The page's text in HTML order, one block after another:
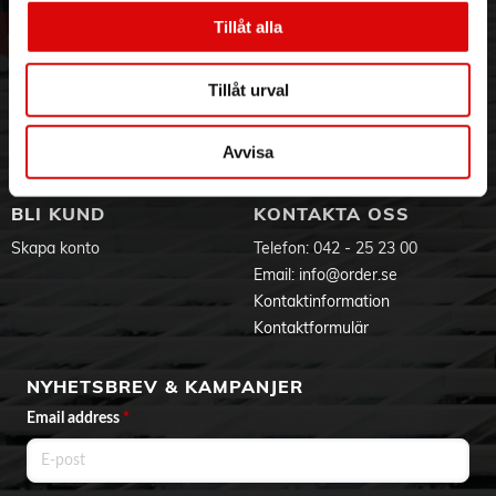
Tillåt alla
Tillåt urval
Avvisa
- Maskindiskbara tillbehör
Hållbarhet
Aktuellt på Order
Service & Support
Ansökan om RMA
Integritetspolicy
Om cookies
BLI KUND
Skapa konto
KONTAKTA OSS
Telefon: 042 - 25 23 00
Email: info@order.se
Kontaktinformation
Kontaktformulär
NYHETSBREV & KAMPANJER
Email address *